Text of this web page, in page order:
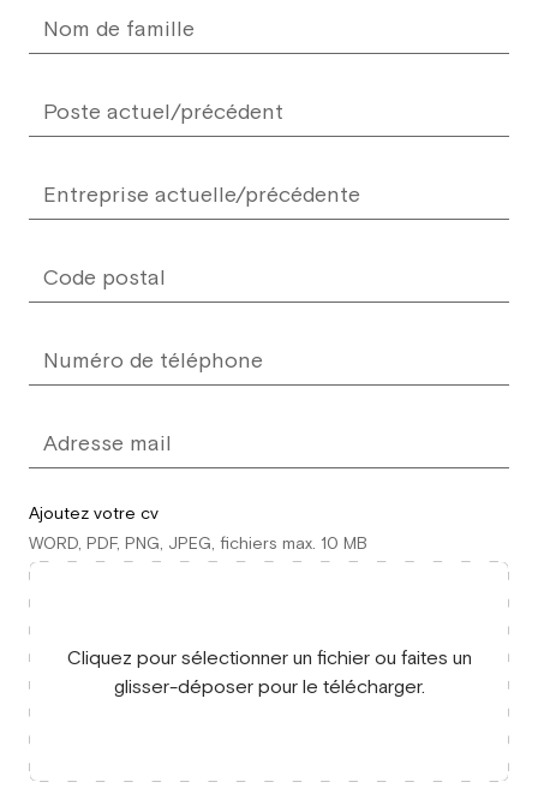
Ajoutez votre cv
WORD, PDF, PNG, JPEG, fichiers max. 10 MB
Cliquez pour sélectionner un fichier ou faites un
glisser-déposer pour le télécharger.